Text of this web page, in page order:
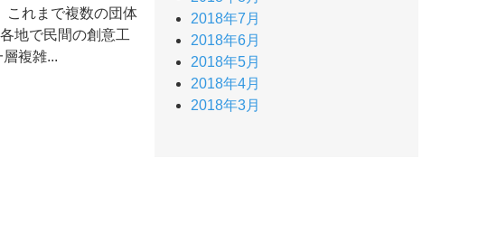
これまで複数の団体
地で民間の創意工
複雑...
2018年7月
2018年6月
2018年5月
2018年4月
2018年3月